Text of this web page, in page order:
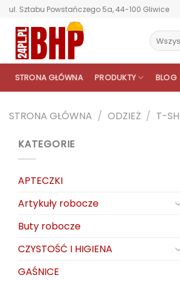
Przewiń
zawartości
ul. Sztabu Powstańczego 5a, 44-100 Gliwice
STRONA GŁÓWNA PRODUKTY BLOG
STRONA GŁÓWNA / ODZIEŻ / T-
KATEGORIE
APTECZKI
Artykuły robocze
Buty robocze
CZYSTOŚĆ I HIGIENA
GAŚNICE